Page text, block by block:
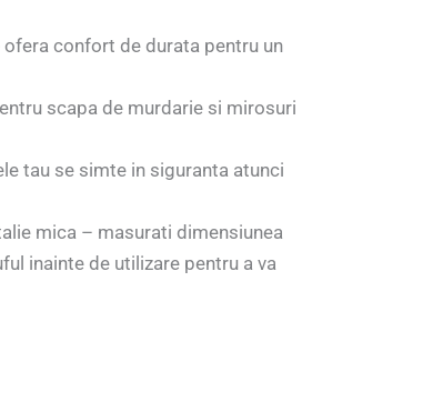
confort de durata pentru un
scapa de murdarie si mirosuri
tau se simte in siguranta atunci
mica – masurati dimensiunea
inainte de utilizare pentru a va